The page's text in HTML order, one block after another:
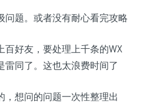
问题。或者没有耐心看完攻略
好友，要处理上千条的WX
雷同了。这也太浪费时间了
，想问的问题一次性整理出